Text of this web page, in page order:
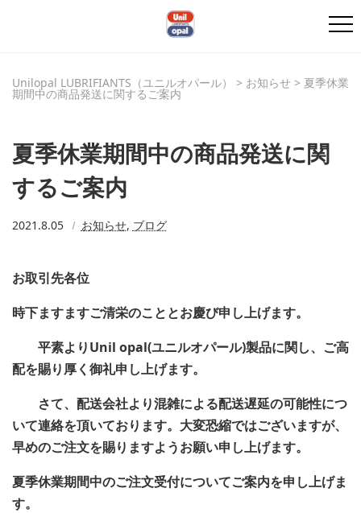
Unilopal LUBRIFIANTS（ユニルオパール） > お知らせ > 夏季休業
期間中の商品発送に関するご案内
夏季休業期間中の商品発送に関
するご案内
2021.8.05 お知らせ, ブログ
お取引先各位
時下ますますご清栄のこととお慶び申し上げます。
平素よりUnil opal(ユニルオパール)製品に関し、 ご高
配を賜り厚く御礼申し上げます。
さて、配送会社より混雑による配送遅延の可能性につ
いて連絡を頂いております。大変恐縮ではございますが、
早めのご注文を賜りますようお願い申し上げます。
夏季休業期間中のご注文受付についてご案内を申し上げま
す。